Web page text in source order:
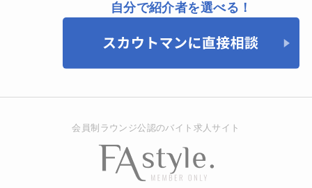
自分で紹介者を選べる！
会員制ラウンジ公認のバイト求人サイト